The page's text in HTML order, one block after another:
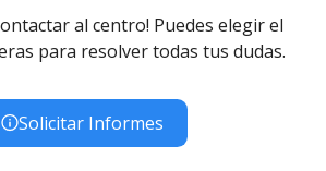
al centro! Puedes elegir el
para resolver todas tus dudas.
Solicitar Informes